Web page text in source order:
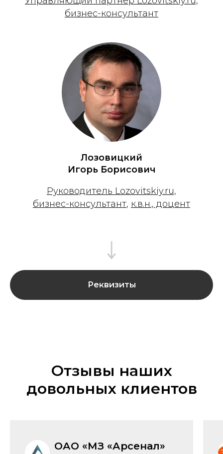
бизнес-консультант
Лозовицкий
Игорь Борисович
Руководитель Lozovitskiy.ru,
бизнес-консультант, к.в.н., доцент
Реквизиты
Отзывы наших
довольных клиентов
ОАО «МЗ «Арсенал»